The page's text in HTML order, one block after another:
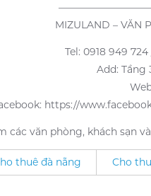
MIZULAND – VĂN
Tel: 0918 949
Add: Tầng
https://
các văn phòng, khách sạn
thuê đà nẵng Cho